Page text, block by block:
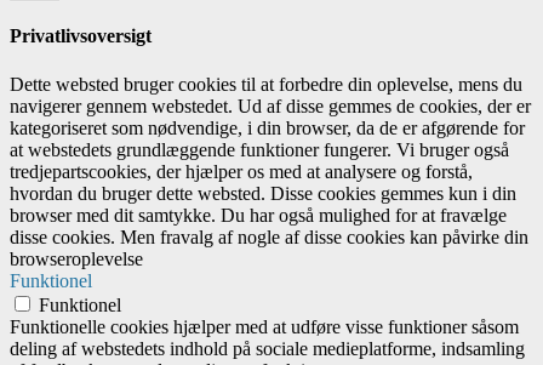
Privatlivsoversigt
Dette websted bruger cookies til at forbedre din oplevelse, mens du
navigerer gennem webstedet. Ud af disse gemmes de cookies, der er
kategoriseret som nødvendige, i din browser, da de er afgørende for
at webstedets grundlæggende funktioner fungerer. Vi bruger også
tredjepartscookies, der hjælper os med at analysere og forstå,
hvordan du bruger dette websted. Disse cookies gemmes kun i din
browser med dit samtykke. Du har også mulighed for at fravælge
disse cookies. Men fravalg af nogle af disse cookies kan påvirke din
browseroplevelse
Funktionel
Funktionel
Funktionelle cookies hjælper med at udføre visse funktioner såsom
deling af webstedets indhold på sociale medieplatforme, indsamling